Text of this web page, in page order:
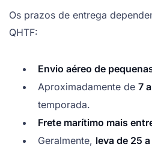
Os prazos de entrega
QHTF:
Envio aéreo de
Aproximadamente de 7
temporada.
Frete marítimo mais
Geralmente, leva de 25